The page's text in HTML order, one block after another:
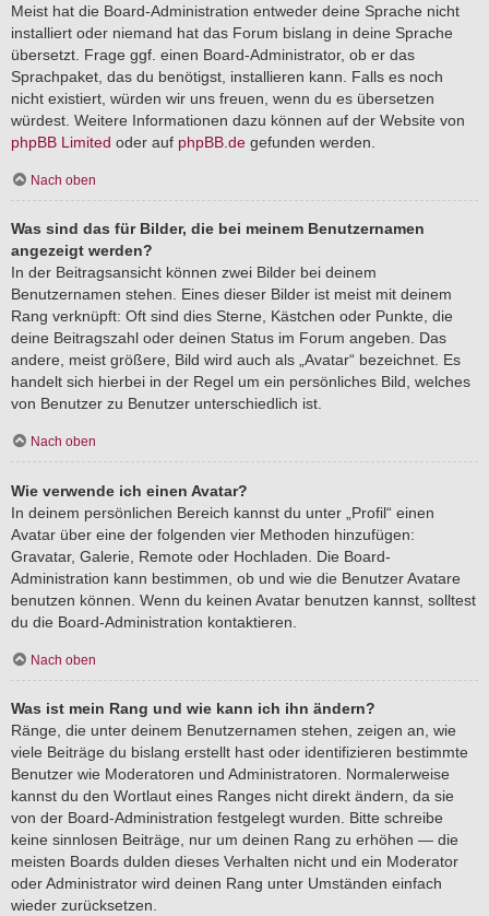
Meist hat die Board-Administration entweder deine Sprache nicht
installiert oder niemand hat das Forum bislang in deine Sprache
übersetzt. Frage ggf. einen Board-Administrator, ob er das
Sprachpaket, das du benötigst, installieren kann. Falls es noch
nicht existiert, würden wir uns freuen, wenn du es übersetzen
würdest. Weitere Informationen dazu können auf der Website von
phpBB Limited oder auf phpBB.de gefunden werden.
Nach oben
Was sind das für Bilder, die bei meinem Benutzernamen
angezeigt werden?
In der Beitragsansicht können zwei Bilder bei deinem
Benutzernamen stehen. Eines dieser Bilder ist meist mit deinem
Rang verknüpft: Oft sind dies Sterne, Kästchen oder Punkte, die
deine Beitragszahl oder deinen Status im Forum angeben. Das
andere, meist größere, Bild wird auch als „Avatar“ bezeichnet. Es
handelt sich hierbei in der Regel um ein persönliches Bild, welches
von Benutzer zu Benutzer unterschiedlich ist.
Nach oben
Wie verwende ich einen Avatar?
In deinem persönlichen Bereich kannst du unter „Profil“ einen
Avatar über eine der folgenden vier Methoden hinzufügen:
Gravatar, Galerie, Remote oder Hochladen. Die Board-
Administration kann bestimmen, ob und wie die Benutzer Avatare
benutzen können. Wenn du keinen Avatar benutzen kannst, solltest
du die Board-Administration kontaktieren.
Nach oben
Was ist mein Rang und wie kann ich ihn ändern?
Ränge, die unter deinem Benutzernamen stehen, zeigen an, wie
viele Beiträge du bislang erstellt hast oder identifizieren bestimmte
Benutzer wie Moderatoren und Administratoren. Normalerweise
kannst du den Wortlaut eines Ranges nicht direkt ändern, da sie
von der Board-Administration festgelegt wurden. Bitte schreibe
keine sinnlosen Beiträge, nur um deinen Rang zu erhöhen — die
meisten Boards dulden dieses Verhalten nicht und ein Moderator
oder Administrator wird deinen Rang unter Umständen einfach
wieder zurücksetzen.